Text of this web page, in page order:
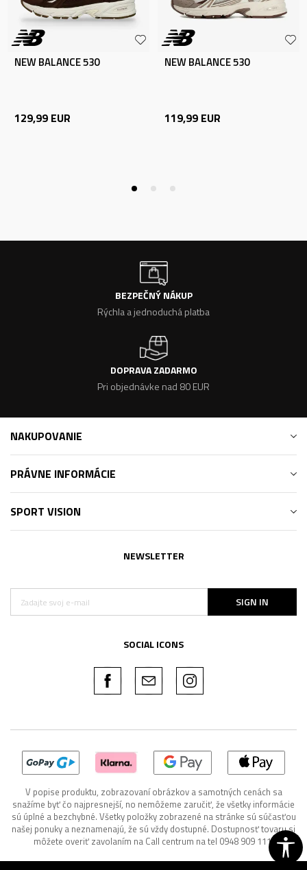
NEW BALANCE 530
129,99 EUR
NEW BALANCE 530
119,99 EUR
BEZPEČNÝ NÁKUP
Rýchla a jednoduchá platba
DOPRAVA ZADARMO
Pri objednávke nad 80 EUR
NAKUPOVANIE
PRÁVNE INFORMÁCIE
SPORT VISION
NEWSLETTER
SIGN IN
SOCIAL ICONS
V popise produktu, zobrazovaní obrázkov a samotných cenách sa
snažíme byť čo najpresnejší, no nemôžeme zaručiť, že všetky informácie
sú úplné a bezchybné. Všetky položky zobrazené na stránke sú súčasťou
našej ponuky a neznamenajú, že sú vždy dostupné. Dostupnosť tovaru si
môžete overiť zavolaním na Call centrum na tel 0948 909 111.